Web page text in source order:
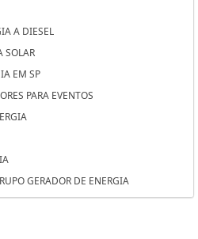
SOROCABA
SÃO BERNARDO DO
OSASCO
SÃO JOSÉ DOS CAMPOS
SANTO ANDRÉ
A DIESEL SOROCABA
A DIESEL SÃO BERNARDO DO
A DIESEL
SOLAR
EM SP
PARA EVENTOS
GERADOR DE ENERGIA